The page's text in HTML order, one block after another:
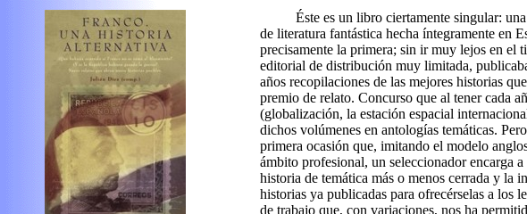
Éste es un libro ciertamente singular:
de literatura fantástica hecha íntegramente en
precisamente la primera; sin ir muy lejos en el
editorial de distribución muy limitada,
años recopilaciones de las mejores historias
premio de relato. Concurso que al tener cada
(globalización, la estación espacial
dichos volúmenes en antologías temáticas.
primera ocasión que, imitando el modelo
ámbito profesional, un seleccionador encarga a
historia de temática más o menos cerrada y la
historias ya publicadas para ofrecérselas a los
de trabajo que, con variaciones, nos ha